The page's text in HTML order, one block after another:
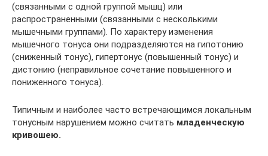
(связанными с одной группой мышц) или
распространенными (связанными с несколькими
мышечными группами). По характеру изменения
мышечного тонуса они подразделяются на гипотонию
(сниженный тонус), гипертонус (повышенный тонус) и
дистонию (неправильное сочетание повышенного и
пониженного тонуса).
Типичным и наиболее часто встречающимся локальным
тонусным нарушением можно считать младенческую
кривошею.